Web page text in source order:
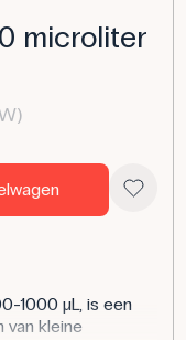
microliter
1000 µL, is een
kleine